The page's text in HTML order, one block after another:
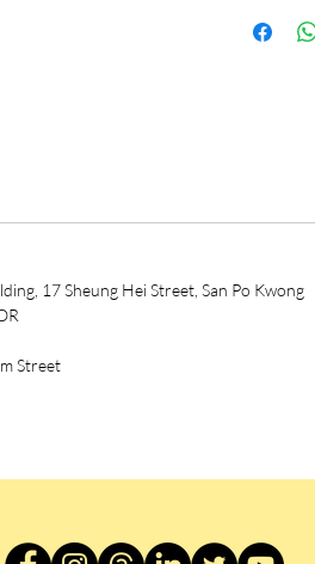
來沒有
歡迎程
出道就受
由黑翻紅
17 Sheung Hei Street, San Po Kwong
Street